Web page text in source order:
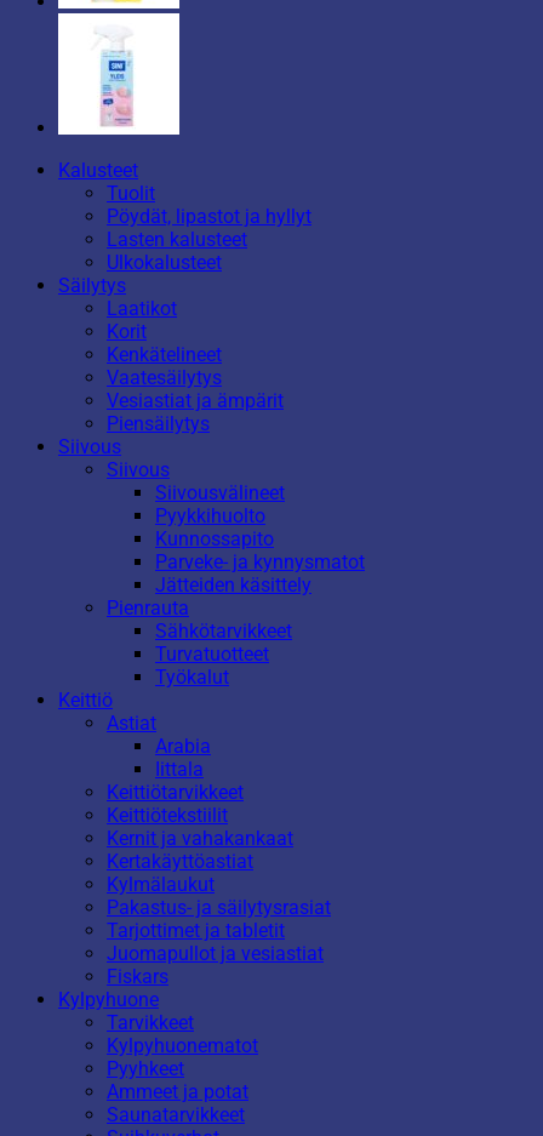
Kalusteet
Tuolit
Pöydät, lipastot ja hyllyt
Lasten kalusteet
Ulkokalusteet
Säilytys
Laatikot
Korit
Kenkätelineet
Vaatesäilytys
Vesiastiat ja ämpärit
Piensäilytys
Siivous
Siivous
Siivousvälineet
Pyykkihuolto
Kunnossapito
Parveke- ja kynnysmatot
Jätteiden käsittely
Pienrauta
Sähkötarvikkeet
Turvatuotteet
Työkalut
Keittiö
Astiat
Arabia
Iittala
Keittiötarvikkeet
Keittiötekstiilit
Kernit ja vahakankaat
Kertakäyttöastiat
Kylmälaukut
Pakastus- ja säilytysrasiat
Tarjottimet ja tabletit
Juomapullot ja vesiastiat
Fiskars
Kylpyhuone
Tarvikkeet
Kylpyhuonematot
Pyyhkeet
Ammeet ja potat
Saunatarvikkeet